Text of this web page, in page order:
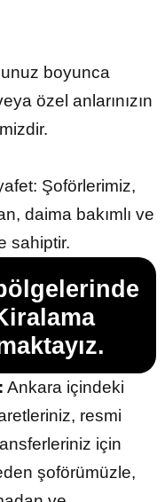
boyunca
özel anlarınızın
Şoförlerimiz,
daima bakımlı ve
sahiptir.
Ankara içindeki
resmi
için
şoförümüzle,